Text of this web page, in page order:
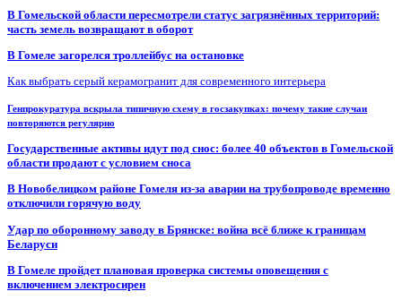
В Гомельской области пересмотрели статус загрязнённых территорий:
часть земель возвращают в оборот
В Гомеле загорелся троллейбус на остановке
Как выбрать серый керамогранит для современного интерьера
Генпрокуратура вскрыла типичную схему в госзакупках: почему такие случаи
повторяются регулярно
Государственные активы идут под снос: более 40 объектов в Гомельской
области продают с условием сноса
В Новобелицком районе Гомеля из-за аварии на трубопроводе временно
отключили горячую воду
Удар по оборонному заводу в Брянске: война всё ближе к границам
Беларуси
В Гомеле пройдет плановая проверка системы оповещения с
включением электросирен